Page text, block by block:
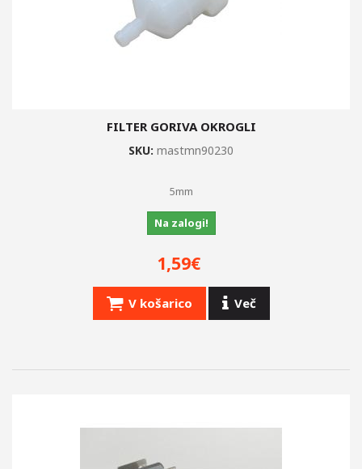
FILTER GORIVA OKROGLI
SKU: mastmn90230
5mm
Na zalogi!
1,59€
V košarico Več